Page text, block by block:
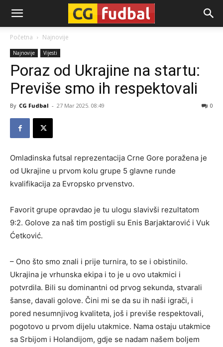
CG-
Fudbal
Početna Najnovije
Najnovije Vijesti
Poraz od Ukrajine na startu:
Previše smo ih respektovali
By CG Fudbal - 27 Mar 2025. 08:49 0
Omladinska futsal reprezentacija Crne Gore poražena je
od Ukrajine u prvom kolu grupe 5 glavne runde
kvalifikacija za Evropsko prvenstvo.
Favorit grupe opravdao je tu ulogu slavivši rezultatom
9:2. Golove za naš tim postigli su Enis Barjaktarović i Vuk
Ćetković.
– Ono što smo znali i prije turnira, to se i obistinilo.
Ukrajina je vrhunska ekipa i to je u ovo utakmici i
potvrdila. Bili su dominantni od prvog sekunda, stvarali
šanse, davali golove. Čini mi se da su ih naši igrači, i
pored nesumnjivog kvaliteta, još i previše respektovali,
pogotovo u prvom dijelu utakmice. Nama ostaju utakmice
sa Srbijom i Holandijom, gdje se nadam našem boljem